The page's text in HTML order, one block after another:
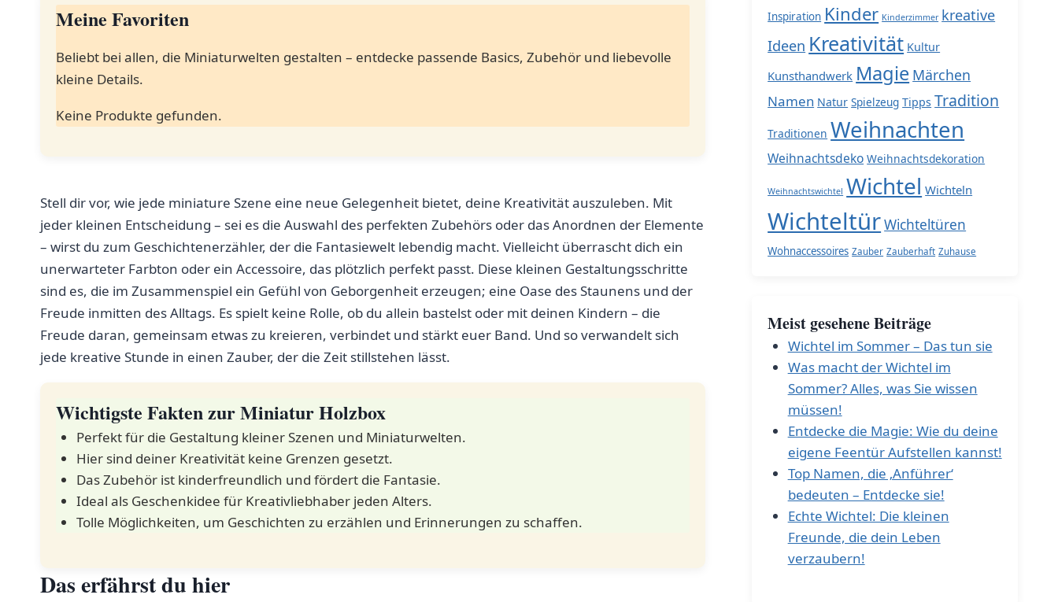
Meine Favoriten
Beliebt bei ​allen, die‌ Miniaturwelten gestalten – entdecke passende Basics, Zubehör und liebevolle
kleine‍ Details.
Keine Produkte gefunden.
Stell dir vor, wie jede miniature Szene ​eine neue Gelegenheit bietet, deine Kreativität auszuleben. Mit
jeder kleinen Entscheidung – sei es die Auswahl des perfekten Zubehörs oder das Anordnen der Elemente
– wirst du zum Geschichtenerzähler, der⁣ die Fantasiewelt lebendig macht. Vielleicht überrascht dich ein
⁢unerwarteter Farbton oder ein Accessoire, das plötzlich ​perfekt passt. Diese kleinen Gestaltungsschritte
sind es, die im⁤ Zusammenspiel ein Gefühl von Geborgenheit erzeugen; eine Oase des Staunens​ und⁢ der​
Freude‌ inmitten des ⁢Alltags. Es spielt keine Rolle, ob du allein bastelst oder⁣ mit ‍deinen‌ Kindern – die
Freude daran, gemeinsam ​etwas zu kreieren, verbindet und stärkt euer Band. Und‍ so verwandelt sich
jede ⁢kreative Stunde in einen Zauber, der die ‍Zeit stillstehen lässt.
Wichtigste Fakten zur Miniatur Holzbox
Perfekt für⁤ die Gestaltung‍ kleiner Szenen und Miniaturwelten.
Hier sind deiner Kreativität keine Grenzen gesetzt.
Das Zubehör ist kinderfreundlich und fördert die Fantasie.
Ideal als Geschenkidee für Kreativliebhaber jeden Alters.
Tolle Möglichkeiten,​ um ‌Geschichten zu erzählen und Erinnerungen zu ⁢schaffen.
Das erfährst du hier
Inspiration Kinder Kinderzimmer kreative
Ideen Kreativität Kultur
Kunsthandwerk Magie Märchen
Namen Natur Spielzeug Tipps Tradition
Traditionen Weihnachten
Weihnachtsdeko Weihnachtsdekoration
Weihnachtswichtel Wichtel Wichteln
WichteltürWichteltüren
Wohnaccessoires Zauber Zauberhaft Zuhause
Meist gesehene Beiträge
Wichtel im Sommer – Das tun sie
Was macht der Wichtel im
Sommer? Alles, was Sie wissen
müssen!
Entdecke die Magie: Wie du deine
eigene Feentür Aufstellen kannst!
Top Namen, die ‚Anführer‘
bedeuten – Entdecke sie!
Echte Wichtel: Die kleinen
Freunde, die dein Leben
verzaubern!